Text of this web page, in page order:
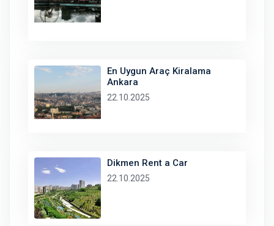
En Uygun Araç Kiralama
Ankara
22.10.2025
Dikmen Rent a Car
22.10.2025